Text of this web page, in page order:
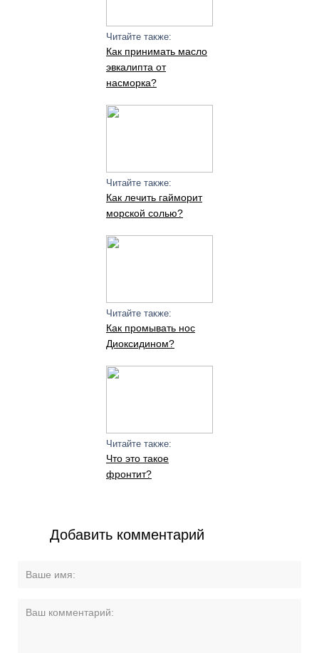
Читайте также:
Как принимать масло
эвкалипта от
насморка?
Читайте также:
Как лечить гайморит
морской солью?
Читайте также:
Как промывать нос
Диоксидином?
Читайте также:
Что это такое
фронтит?
Добавить комментарий